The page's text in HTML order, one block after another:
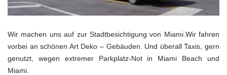
Wir machen uns auf zur Stadtbesichtigung von Miami.Wir fahren
vorbei an schönen Art Deko – Gebäuden. Und überall Taxis, gern
genutzt, wegen extremer Parkplatz-Not in Miami Beach und
Miami.